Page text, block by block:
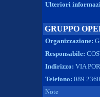
Ulteriori
GRUPPO
Organizzazione:
Responsabile:
Indirizzo: VIA
Telefono: 089
Note